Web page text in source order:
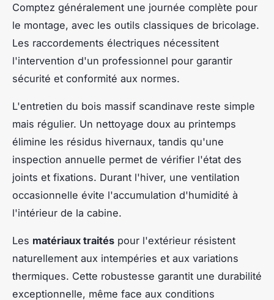
Comptez généralement une journée complète pour
le montage, avec les outils classiques de bricolage.
Les raccordements électriques nécessitent
l'intervention d'un professionnel pour garantir
sécurité et conformité aux normes.
L'entretien du bois massif scandinave reste simple
mais régulier. Un nettoyage doux au printemps
élimine les résidus hivernaux, tandis qu'une
inspection annuelle permet de vérifier l'état des
joints et fixations. Durant l'hiver, une ventilation
occasionnelle évite l'accumulation d'humidité à
l'intérieur de la cabine.
Les matériaux traités pour l'extérieur résistent
naturellement aux intempéries et aux variations
thermiques. Cette robustesse garantit une durabilité
exceptionnelle, même face aux conditions